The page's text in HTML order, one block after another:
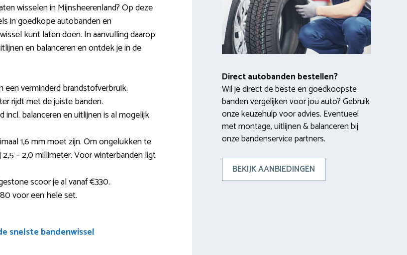
wisselen in Mijnsheerenland? Op deze
in goedkope autobanden en
kunt laten doen. In aanvulling daarop
en balanceren en ontdek je in de
een verminderd brandstofverbruik.
rijdt met de juiste banden.
incl. balanceren en uitlijnen is al mogelijk
1,6 mm moet zijn. Om ongelukken te
– 2,0 millimeter. Voor winterbanden ligt
scoor je al vanaf €330.
voor een hele set.
snelste bandenwissel
Direct autobanden bestellen?
Wil je direct de beste en goedkoopste
banden vergelijken voor jou auto? Gebruik
onze keuzehulp voor advies. Eventueel
met montage, uitlijnen & balanceren bij
onze bandenservice partners.
BEKIJK AANBIEDINGEN